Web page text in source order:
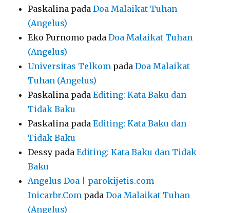
Paskalina padaDoa Malaikat Tuhan
(Angelus)
Eko Purnomo padaDoa Malaikat Tuhan
(Angelus)
Universitas Telkom padaDoa Malaikat
Tuhan (Angelus)
Paskalina padaEditing: Kata Baku dan
Tidak Baku
Paskalina padaEditing: Kata Baku dan
Tidak Baku
Dessy padaEditing: Kata Baku dan Tidak
Baku
Angelus Doa | parokijetis.com -
Inicarbr.Com padaDoa Malaikat Tuhan
(Angelus)